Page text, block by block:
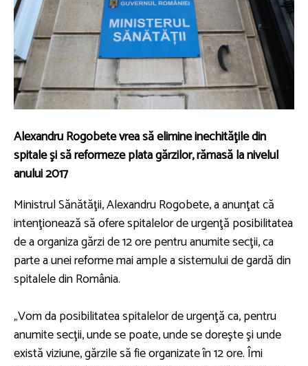
Alexandru Rogobete vrea să elimine inechităţile din
spitale şi să reformeze plata gărzilor, rămasă la nivelul
anului 2017
Ministrul Sănătăţii, Alexandru Rogobete, a anunţat că
intenţionează să ofere spitalelor de urgenţă posibilitatea
de a organiza gărzi de 12 ore pentru anumite secţii, ca
parte a unei reforme mai ample a sistemului de gardă din
spitalele din România.
„Vom da posibilitatea spitalelor de urgenţă ca, pentru
anumite secţii, unde se poate, unde se doreşte şi unde
există viziune, gărzile să fie organizate în 12 ore. Îmi